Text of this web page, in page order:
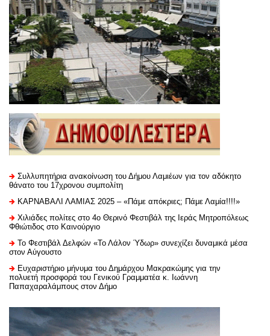
Συλλυπητήρια ανακοίνωση του Δήμου Λαμιέων για τον αδόκητο
θάνατο του 17χρονου συμπολίτη
ΚΑΡΝΑΒΑΛΙ ΛΑΜΙΑΣ 2025 – «Πάμε απόκριες; Πάμε Λαμία!!!!»
Χιλιάδες πολίτες στο 4ο Θερινό Φεστιβάλ της Ιεράς Μητροπόλεως
Φθιώτιδος στο Καινούργιο
Το Φεστιβάλ Δελφών «Το Λάλον Ύδωρ» συνεχίζει δυναμικά μέσα
στον Αύγουστο
Ευχαριστήριo μήνυμα του Δημάρχου Μακρακώμης για την
πολυετή προσφορά του Γενικού Γραμματέα κ. Ιωάννη
Παπαχαραλάμπους στον Δήμο